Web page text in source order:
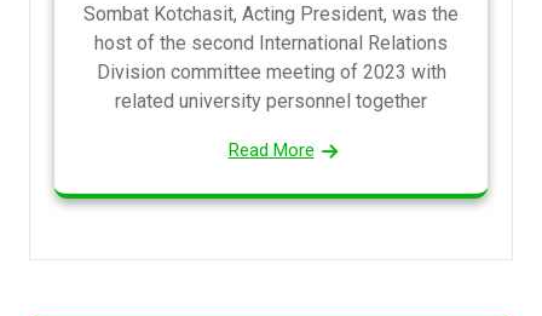
Sombat Kotchasit, Acting President, was the
host of the second International Relations
Division committee meeting of 2023 with
related university personnel together
Read More